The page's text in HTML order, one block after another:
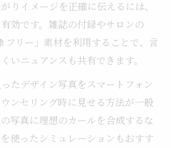
りイメージを正確に伝えるには、
効です。雑誌の付録やサロンの
フリー」素材を利用することで、言
いニュアンスも共有できます。
たデザイン写真をスマートフォン
ンセリング時に見せる方法が一般
写真に理想のカールを合成するな
使ったシミュレーションもおすす